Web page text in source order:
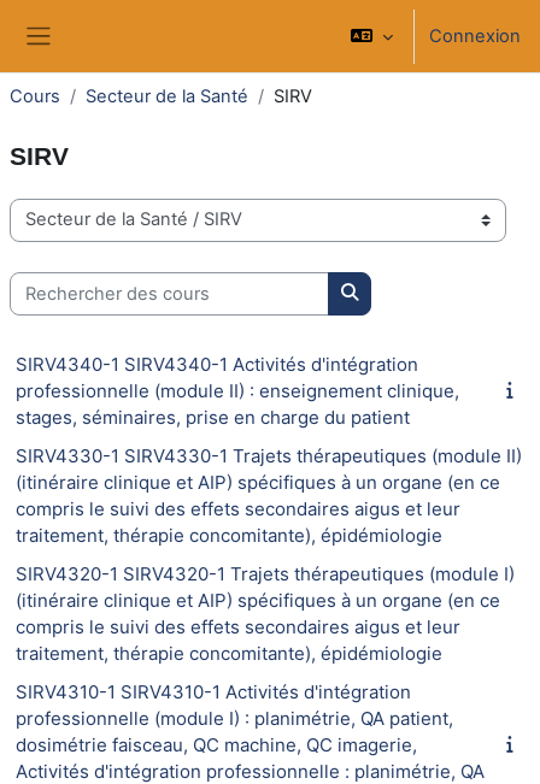
Connexion
Cours Secteur de la Santé SIRV
SIRV
Catégories de cours
Rechercher des cours
Rechercher des cours
SIRV4340-1 SIRV4340-1 Activités d'intégration
professionnelle (module II) : enseignement clinique,
stages, séminaires, prise en charge du patient
SIRV4330-1 SIRV4330-1 Trajets thérapeutiques (module II)
(itinéraire clinique et AIP) spécifiques à un organe (en ce
compris le suivi des effets secondaires aigus et leur
traitement, thérapie concomitante), épidémiologie
SIRV4320-1 SIRV4320-1 Trajets thérapeutiques (module I)
(itinéraire clinique et AIP) spécifiques à un organe (en ce
compris le suivi des effets secondaires aigus et leur
traitement, thérapie concomitante), épidémiologie
SIRV4310-1 SIRV4310-1 Activités d'intégration
professionnelle (module I) : planimétrie, QA patient,
dosimétrie faisceau, QC machine, QC imagerie,
Activités d'intégration professionnelle : planimétrie, QA